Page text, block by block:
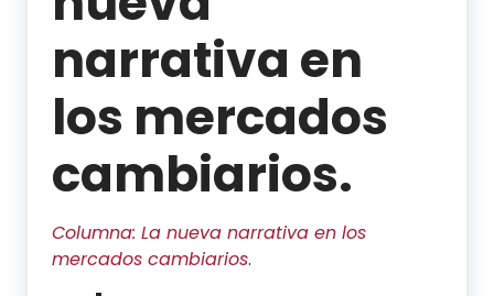
narrativa en
los mercados
cambiarios.
Columna: La nueva narrativa en los
mercados cambiarios.